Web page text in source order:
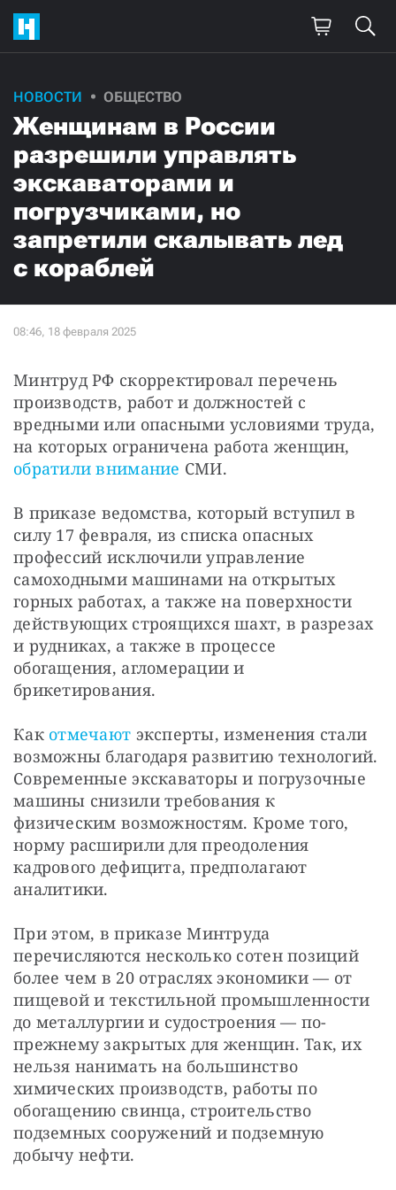
НОВОСТИ ОБЩЕСТВО
Женщинам в России
разрешили управлять
экскаваторами и
погрузчиками, но
запретили скалывать лед
с кораблей
Минтруд РФ скорректировал перечень
производств, работ и должностей с
вредными или опасными условиями труда,
обратили внимание СМИ.
В приказе ведомства, который вступил в
силу 17 февраля, из списка опасных
профессий исключили управление
самоходными машинами на открытых
горных работах, а также на поверхности
действующих строящихся шахт, в разрезах
и рудниках, а также в процессе
обогащения, агломерации и
брикетирования.
Как отмечают эксперты, изменения стали
возможны благодаря развитию технологий.
Современные экскаваторы и погрузочные
машины снизили требования к
физическим возможностям. Кроме того,
норму расширили для преодоления
кадрового дефицита, предполагают
аналитики.
При этом, в приказе Минтруда
перечисляются несколько сотен позиций
более чем в 20 отраслях экономики — от
пищевой и текстильной промышленности
до металлургии и судостроения — по-
прежнему закрытых для женщин. Так, их
нельзя нанимать на большинство
химических производств, работы по
обогащению свинца, строительство
подземных сооружений и подземную
добычу нефти.